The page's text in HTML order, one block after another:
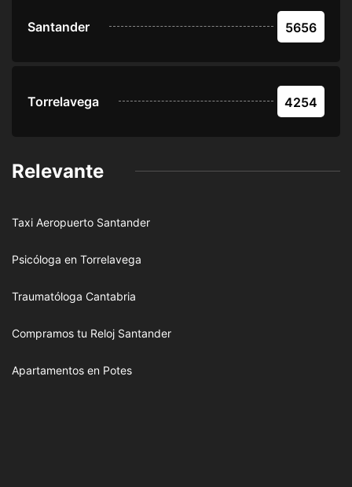
Santander 5656
Torrelavega 4254
Relevante
Taxi Aeropuerto Santander
Psicóloga en Torrelavega
Traumatóloga Cantabria
Compramos tu Reloj Santander
Apartamentos en Potes